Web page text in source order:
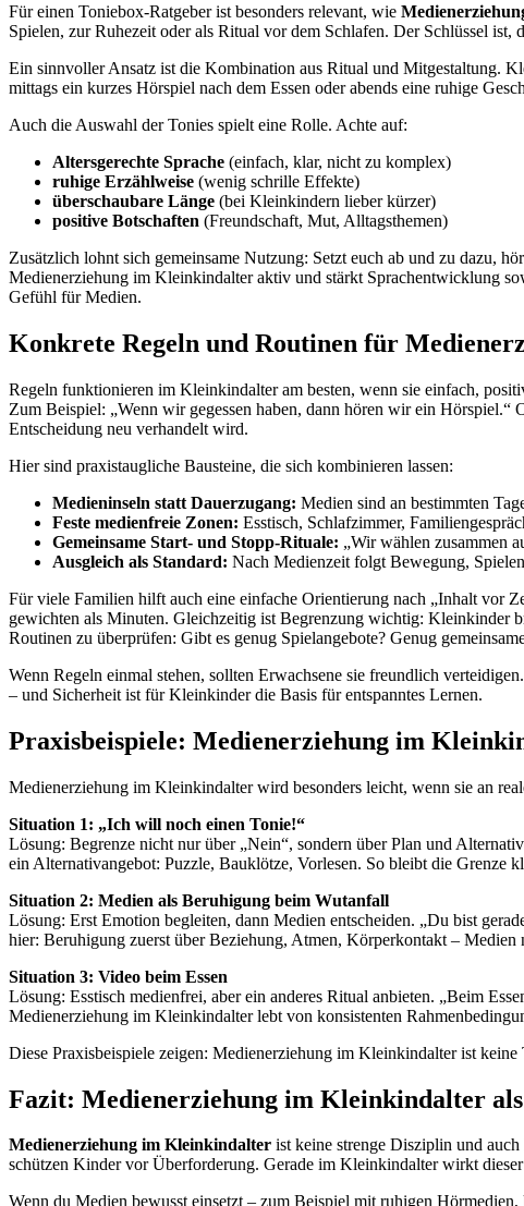
Für einen Toniebox-Ratgeber ist besonders relevant, wie
Spielen, zur Ruhezeit oder als Ritual vor dem Schlafen. Der Schlüssel
Ein sinnvoller Ansatz ist die Kombination aus Ritual und Mitgestaltung.
mittags ein kurzes Hörspiel nach dem Essen oder abends eine ruhige
Auch die Auswahl der Tonies spielt eine Rolle. Achte auf:
Altersgerechte Sprache (einfach, klar, nicht zu komplex)
ruhige Erzählweise (wenig schrille Effekte)
überschaubare Länge (bei Kleinkindern lieber kürzer)
positive Botschaften (Freundschaft, Mut, Alltagsthemen)
Zusätzlich lohnt sich gemeinsame Nutzung: Setzt euch ab und zu dazu,
Medienerziehung im Kleinkindalter aktiv und stärkt Sprachentwicklung
Gefühl für Medien.
Konkrete Regeln und Routinen für
Regeln funktionieren im Kleinkindalter am besten, wenn sie einfach,
Zum Beispiel: „Wenn wir gegessen haben, dann hören wir ein Hörspiel.“
Entscheidung neu verhandelt wird.
Hier sind praxistaugliche Bausteine, die sich kombinieren lassen:
Medieninseln statt Dauerzugang: Medien sind an bestimmten
Feste medienfreie Zonen: Esstisch, Schlafzimmer,
Gemeinsame Start- und Stopp-Rituale: „Wir wählen zusammen
Ausgleich als Standard: Nach Medienzeit folgt Bewegung,
Für viele Familien hilft auch eine einfache Orientierung nach „Inhalt vor
gewichten als Minuten. Gleichzeitig ist Begrenzung wichtig: Kleinkinder
Routinen zu überprüfen: Gibt es genug Spielangebote? Genug
Wenn Regeln einmal stehen, sollten Erwachsene sie freundlich
– und Sicherheit ist für Kleinkinder die Basis für entspanntes Lernen.
Praxisbeispiele: Medienerziehung im
Medienerziehung im Kleinkindalter wird besonders leicht, wenn sie an
Situation 1: „Ich will noch einen Tonie!“
Lösung: Begrenze nicht nur über „Nein“, sondern über Plan und
ein Alternativangebot: Puzzle, Bauklötze, Vorlesen. So bleibt die Grenze
Situation 2: Medien als Beruhigung beim Wutanfall
Lösung: Erst Emotion begleiten, dann Medien entscheiden. „Du bist
hier: Beruhigung zuerst über Beziehung, Atmen, Körperkontakt – Medien
Situation 3: Video beim Essen
Lösung: Esstisch medienfrei, aber ein anderes Ritual anbieten. „Beim
Medienerziehung im Kleinkindalter lebt von konsistenten
Diese Praxisbeispiele zeigen: Medienerziehung im Kleinkindalter ist
Fazit: Medienerziehung im Kleinkindalter
Medienerziehung im Kleinkindalter ist keine strenge Disziplin und
schützen Kinder vor Überforderung. Gerade im Kleinkindalter wirkt
Wenn du Medien bewusst einsetzt – zum Beispiel mit ruhigen